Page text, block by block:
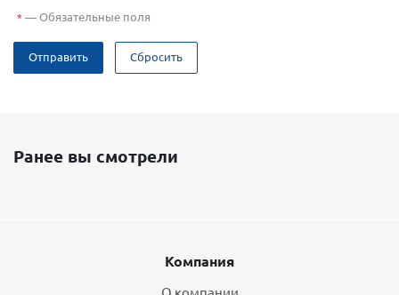
*—Обязательные поля
Отправить Сбросить
Ранее вы смотрели
Компания